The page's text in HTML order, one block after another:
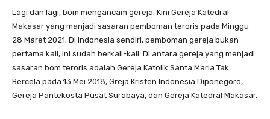
Lagi dan lagi, bom mengancam gereja. Kini Gereja Katedral
Makasar yang manjadi sasaran pemboman teroris pada Minggu
28 Maret 2021. Di Indonesia sendiri, pemboman gereja bukan
pertama kali, ini sudah berkali-kali. Di antara gereja yang menjadi
sasaran bom teroris adalah Gereja Katolik Santa Maria Tak
Bercela pada 13 Mei 2018, Greja Kristen Indonesia Diponegoro,
Gereja Pantekosta Pusat Surabaya, dan Gereja Katedral Makasar.